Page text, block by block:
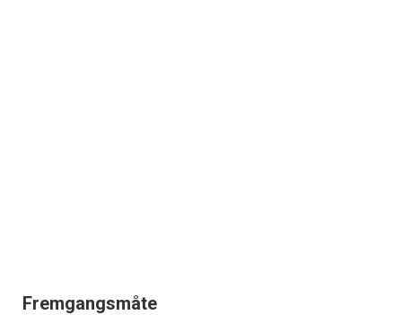
Fremgangsmåte